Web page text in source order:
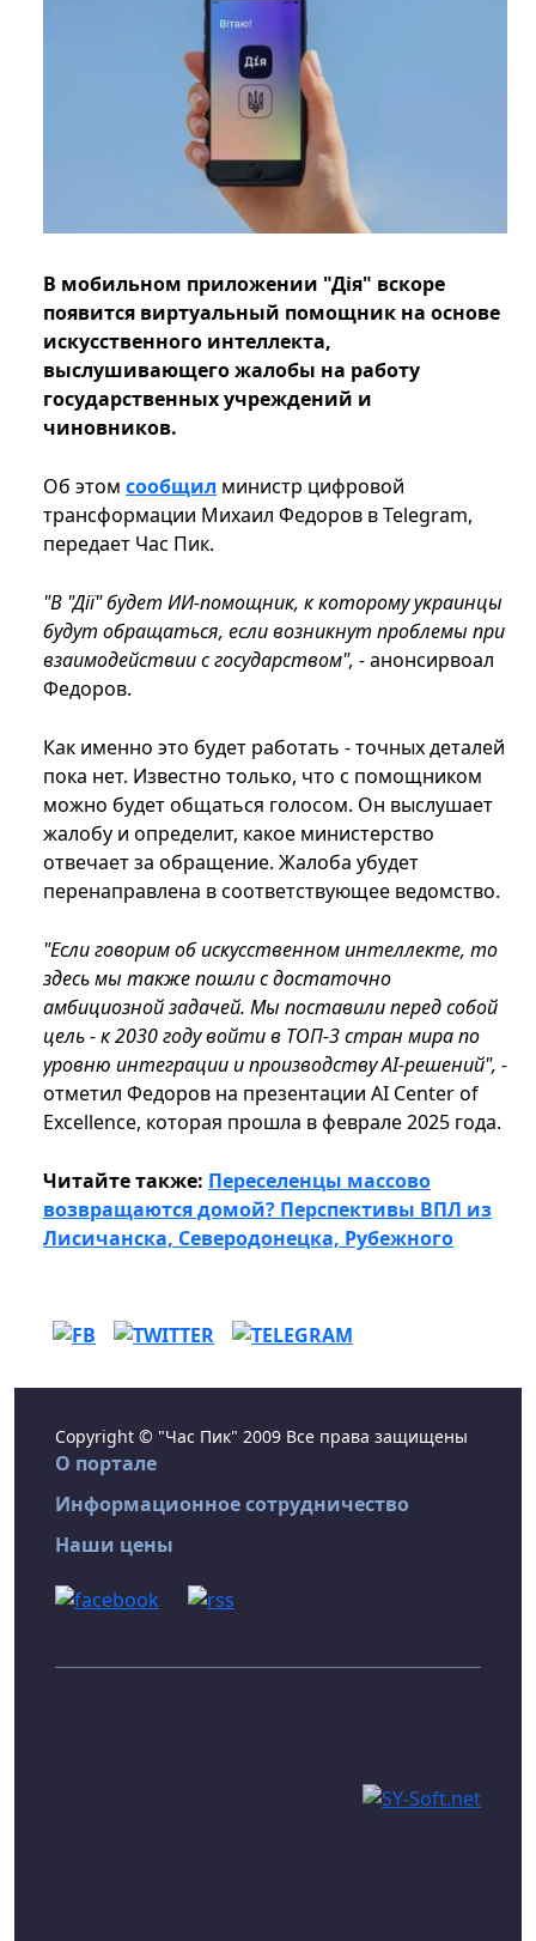
В мобильном приложении "Дiя" вскоре
появится виртуальный помощник на основе
искусственного интеллекта,
выслушивающего жалобы на работу
государственных учреждений и
чиновников.
Об этом сообщил министр цифровой
трансформации Михаил Федоров в Telegram,
передает Час Пик.
"В "Дії" будет ИИ-помощник, к которому украинцы
будут обращаться, если возникнут проблемы при
взаимодействии с государством", -анонсирвоал
Федоров.
Как именно это будет работать - точных деталей
пока нет. Известно только, что с помощником
можно будет общаться голосом. Он выслушает
жалобу и определит, какое министерство
отвечает за обращение. Жалоба убудет
перенаправлена в соответствующее ведомство.
"Если говорим об искусственном интеллекте, то
здесь мы также пошли с достаточно
амбициозной задачей. Мы поставили перед собой
цель - к 2030 году войти в ТОП-3 стран мира по
уровню интеграции и производству AI-решений", -
отметил Федоров на презентации AI Center of
Excellence, которая прошла в феврале 2025 года.
Читайте также: Переселенцы массово
возвращаются домой? Перспективы ВПЛ из
Лисичанска, Северодонецка, Рубежного
Copyright © "Час Пик" 2009 Все права защищены
О портале
Информационное сотрудничество
Наши цены